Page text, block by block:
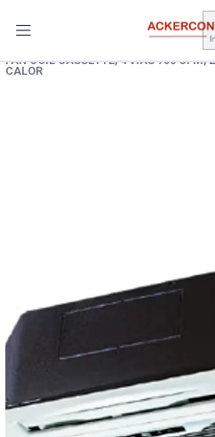
FAN COIL CASSETTE, 4 VIAS 750 CFM,
CALOR